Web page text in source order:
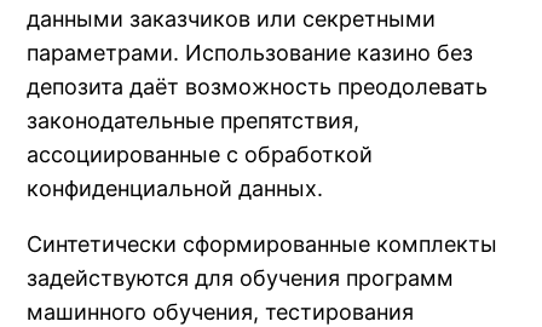
данными заказчиков или секретными
параметрами. Использование казино без
депозита даёт возможность преодолевать
законодательные препятствия,
ассоциированные с обработкой
конфиденциальной данных.
Синтетически сформированные комплекты
задействуются для обучения программ
машинного обучения, тестирования